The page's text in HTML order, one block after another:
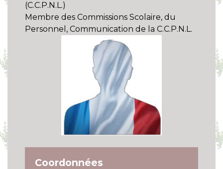
(C.C.P.N.L.)
Membre des Commissions Scolaire, du
Personnel, Communication de la C.C.P.N.L.
Coordonnées